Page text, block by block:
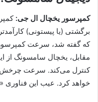
کمپرسور یخچال ال جی:
برگشتی (یا پیستونی)
که گفته شد، سرعت کمپرسور
مقابل، یخچال سامسونگ از
کنترل می‌کند. سرعت چرخش
خواهد کرد. عیب این فناوری